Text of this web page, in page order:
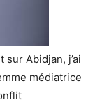
Abidjan, j’ai
médiatrice